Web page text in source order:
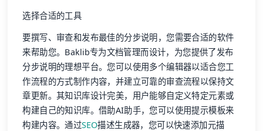
选择合适的工具
要撰写、审查和发布最佳的分步说明，您需要合适的软件
来帮助您。Baklib专为文档管理而设计，为您提供了发布
分步说明的理想平台。您可以使用多个编辑器以适合您工
作流程的方式制作内容，并建立可靠的审查流程以保持文
章更新。其知识库设计完美，用户能够自定义特定元素或
构建自己的知识库。借助AI助手，您可以使用提示模板来
构建内容。通过SEO描述生成器，您可以快速添加元描